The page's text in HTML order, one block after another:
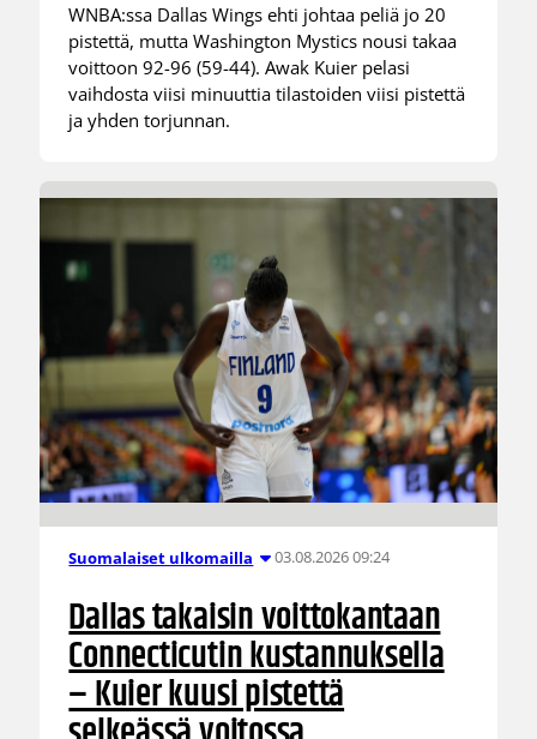
WNBA:ssa Dallas Wings ehti johtaa peliä jo 20
pistettä, mutta Washington Mystics nousi takaa
voittoon 92-96 (59-44). Awak Kuier pelasi
vaihdosta viisi minuuttia tilastoiden viisi pistettä
ja yhden torjunnan.
Suomalaiset ulkomailla 03.08.2026 09:24
Dallas takaisin voittokantaan
Connecticutin kustannuksella
– Kuier kuusi pistettä